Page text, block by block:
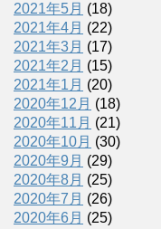
2021年5月 (18)
2021年4月 (22)
2021年3月 (17)
2021年2月 (15)
2021年1月 (20)
2020年12月 (18)
2020年11月 (21)
2020年10月 (30)
2020年9月 (29)
2020年8月 (25)
2020年7月 (26)
2020年6月 (25)